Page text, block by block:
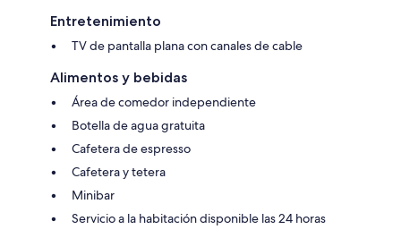
Entretenimiento
TV de pantalla plana con canales de cable
Alimentos y bebidas
Área de comedor independiente
Botella de agua gratuita
Cafetera de espresso
Cafetera y tetera
Minibar
Servicio a la habitación disponible las 24 horas